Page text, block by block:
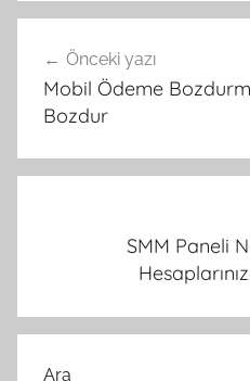
gezinmesi
Önceki yazı
Mobil Ödeme
Bozdur
SMM Paneli
Ara